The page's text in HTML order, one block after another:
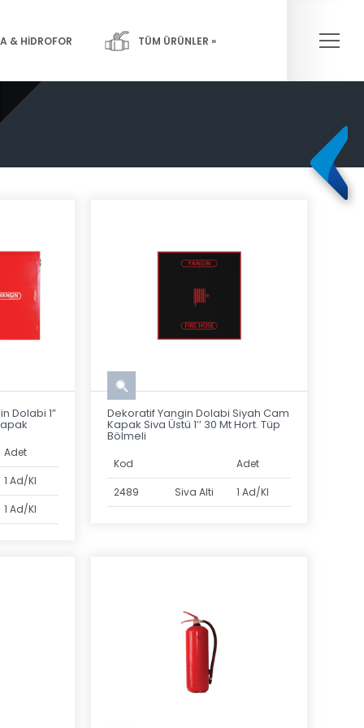
×
& HİDROFOR TÜM ÜRÜNLER »
vermek için çabalamakta.
Dolabi 1”
Adet
1 Ad/Kl
1 Ad/Kl
Dekoratif Yangin Dolabi Siyah Cam
Kapak Siva Üstü 1’’ 30 Mt Hort. Tüp
Bölmeli
Kod Adet
2489 Siva Alti 1 Ad/Kl